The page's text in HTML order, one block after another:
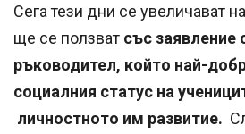
Сега тези дни се увеличават
ще се ползват със заявление
ръководител, който най-
социалния статус на
личностното им развитие.